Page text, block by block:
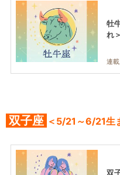
牡
れ
連
双子座 ＜5/21～6/21生
双